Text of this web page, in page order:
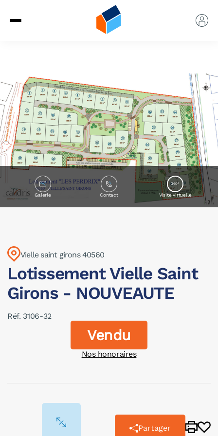
Galerie Contact
360°
Visite virtuelle
Vielle saint girons 40560
Lotissement Vielle Saint
Girons - NOUVEAUTE
Réf. 3106-32
Vendu
Nos honoraires
Partager